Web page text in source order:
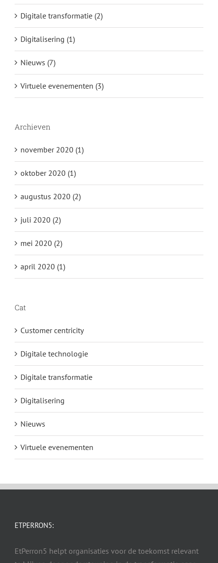
Digitale transformatie (2)
Digitalisering (1)
Nieuws (7)
Virtuele evenementen (3)
Archieven
november 2020 (1)
oktober 2020 (1)
augustus 2020 (2)
juli 2020 (2)
mei 2020 (2)
april 2020 (1)
Cat
Customer centricity
Digitale technologie
Digitale transformatie
Digitalisering
Nieuws
Virtuele evenementen
ETPERRON5:
EtPerron5 helpt organisaties voor de toekomst relevant